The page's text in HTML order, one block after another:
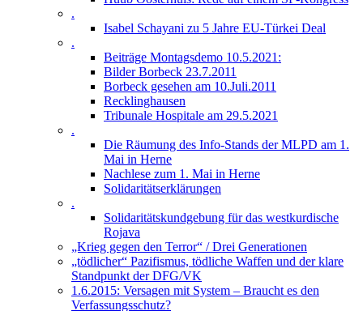
.
Isabel Schayani zu 5 Jahre EU-Türkei Deal
.
Beiträge Montagsdemo 10.5.2021:
Bilder Borbeck 23.7.2011
Borbeck gesehen am 10.Juli.2011
Recklinghausen
Tribunale Hospitale am 29.5.2021
.
Die Räumung des Info-Stands der MLPD am 1.
Mai in Herne
Nachlese zum 1. Mai in Herne
Solidaritätserklärungen
.
Solidaritätskundgebung für das westkurdische
Rojava
„Krieg gegen den Terror“ / Drei Generationen
„tödlicher“ Pazifismus, tödliche Waffen und der klare
Standpunkt der DFG/VK
1.6.2015: Versagen mit System – Braucht es den
Verfassungsschutz?